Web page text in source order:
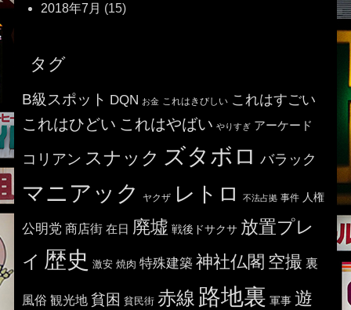
2018年7月 (15)
タグ
B級スポット DQN お金 これはきびしい これはすごい
これはひどい これはやばい やりすぎ アーケード
コリアン スナック ズタボロ バラック
マニアック ヤクザ レトロ 不法占拠 事件 人権
公明党 商店街 在日 廃墟 戦後ドサクサ 放置プレ
イ 歴史 激安 焼肉 特殊建築 神社仏閣 空撮 裏
風俗 観光地 貧困 貧民街 赤線 路地裏 軍事 遊